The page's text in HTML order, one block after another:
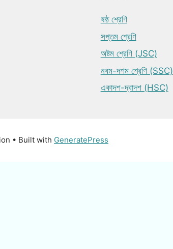
ষষ্ঠ শ্রেণি
সপ্তম শ্রেণি
অষ্টম শ্রেণি (JSC)
নবম-দশম শ্রেণি (SSC)
একাদশ-দ্বাদশ (HSC)
• Built with GeneratePress